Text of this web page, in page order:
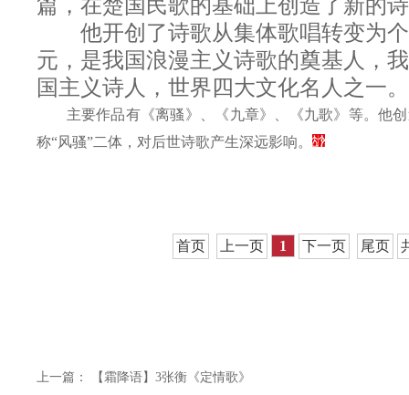
篇，在楚国民歌的基础上创造了新的
他开创了诗歌从集体歌唱转变为个
元，是我国浪漫主义诗歌的奠基人，
国主义诗人，世界四大文化名人之一。
主要作品有《离骚》、《九章》、《九歌》等。他创
称“风骚”二体，对后世诗歌产生深远影响。
首页 上一页 1 下一页 尾页
上一篇：
【霜降语】3张衡《定情歌》